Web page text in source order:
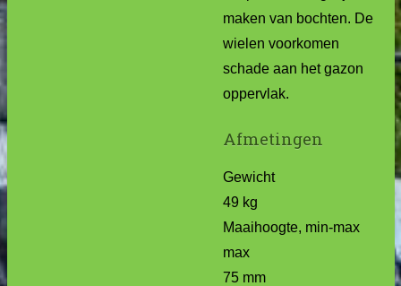
maken van bochten. De
wielen voorkomen
schade aan het gazon
oppervlak.
Afmetingen
Gewicht
49 kg
Maaihoogte, min-max
max
75 mm